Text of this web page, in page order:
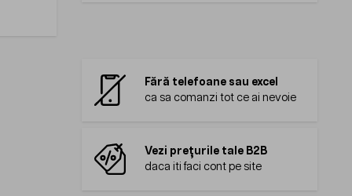
Fără telefoane sau excel
ca sa comanzi tot ce ai nevoie
Vezi prețurile tale B2B
daca iti faci cont pe site